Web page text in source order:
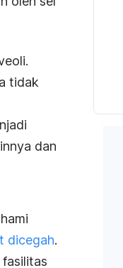
tidak
dan
dicegah.